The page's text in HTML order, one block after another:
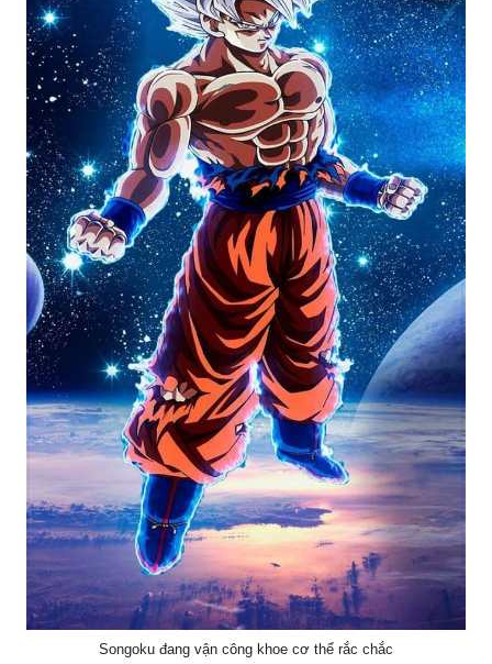
Songoku đang vận công khoe cơ thể rắc chắc